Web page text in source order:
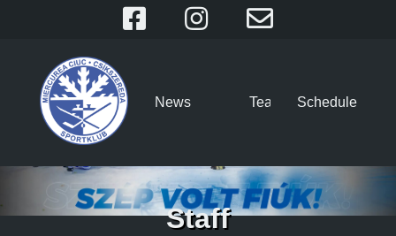
News Team Schedule
Staff